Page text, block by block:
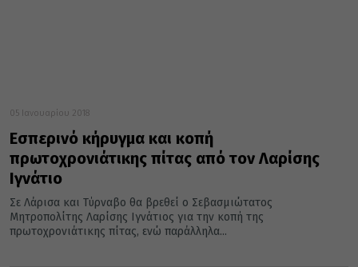
05 Ιανουαρίου 2018
Εσπερινό κήρυγμα και κοπή
πρωτοχρονιάτικης πίτας από τον Λαρίσης
Ιγνάτιο
Σε Λάρισα και Τύρναβο θα βρεθεί ο Σεβασμιώτατος
Μητροπολίτης Λαρίσης Ιγνάτιος για την κοπή της
πρωτοχρονιάτικης πίτας, ενώ παράλληλα...